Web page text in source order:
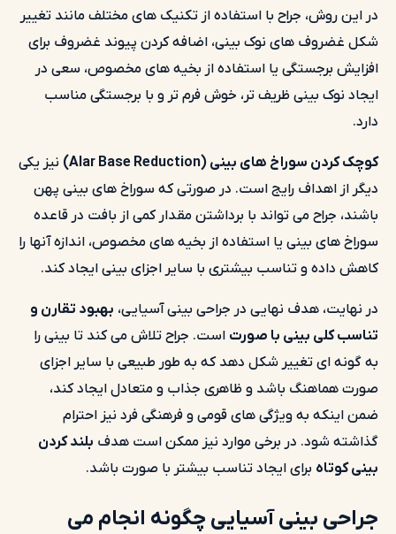
در این روش، جراح با استفاده از تکنیک های مختلف مانند تغییر
شکل غضروف های نوک بینی، اضافه کردن پیوند غضروف برای
افزایش برجستگی یا استفاده از بخیه های مخصوص، سعی در
ایجاد نوک بینی ظریف تر، خوش فرم تر و با برجستگی مناسب
دارد.
کوچک کردن سوراخ های بینی (Alar Base Reduction)
نیز یکی
دیگر از اهداف رایج است. در صورتی که سوراخ های بینی پهن
باشند، جراح می تواند با برداشتن مقدار کمی از بافت در قاعده
سوراخ های بینی یا استفاده از بخیه های مخصوص، اندازه آنها را
کاهش داده و تناسب بیشتری با سایر اجزای بینی ایجاد کند.
در نهایت، هدف نهایی در جراحی بینی آسیایی، بهبود تقارن و
تناسب کلی بینی با صورت است. جراح تلاش می کند تا بینی را
به گونه ای تغییر شکل دهد که به طور طبیعی با سایر اجزای
صورت هماهنگ باشد و ظاهری جذاب و متعادل ایجاد کند،
ضمن اینکه به ویژگی های قومی و فرهنگی فرد نیز احترام
گذاشته شود. در برخی موارد نیز ممکن است هدف بلند کردن
بینی کوتاه برای ایجاد تناسب بیشتر با صورت باشد.
جراحی بینی آسیایی چگونه انجام می